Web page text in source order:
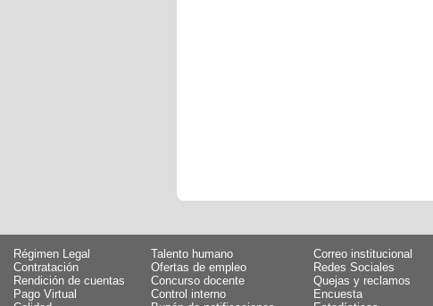
Régimen Legal
Talento humano
Contratación
Ofertas de empleo
Rendición de cuentas
Concurso docente
Pago Virtual
Control interno
Correo institucional
Redes Sociales
Quejas y reclamos
Encuesta